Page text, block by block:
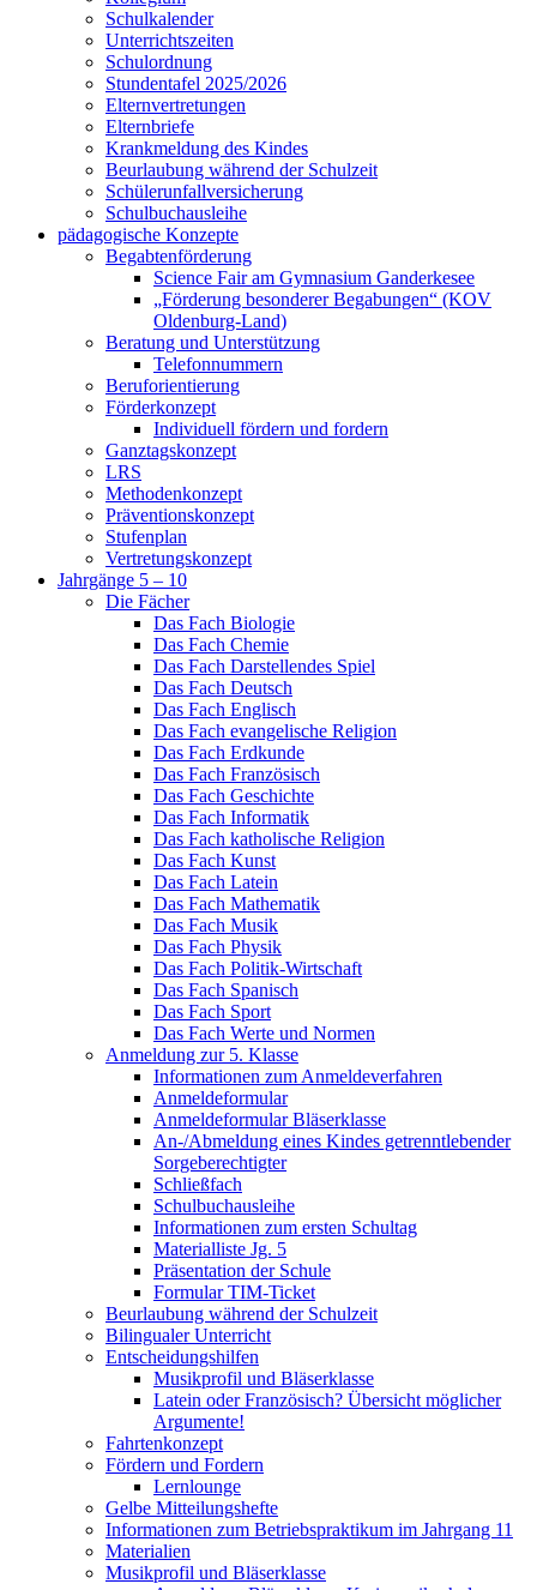
Schulkalender
Unterrichtszeiten
Schulordnung
Stundentafel 2025/2026
Elternvertretungen
Elternbriefe
Krankmeldung des Kindes
Beurlaubung während der Schulzeit
Schülerunfallversicherung
Schulbuchausleihe
pädagogische Konzepte
Begabtenförderung
Science Fair am Gymnasium Ganderkesee
„Förderung besonderer Begabungen“ (KOV
Oldenburg-Land)
Beratung und Unterstützung
Telefonnummern
Beruforientierung
Förderkonzept
Individuell fördern und fordern
Ganztagskonzept
LRS
Methodenkonzept
Präventionskonzept
Stufenplan
Vertretungskonzept
Jahrgänge 5 – 10
Die Fächer
Das Fach Biologie
Das Fach Chemie
Das Fach Darstellendes Spiel
Das Fach Deutsch
Das Fach Englisch
Das Fach evangelische Religion
Das Fach Erdkunde
Das Fach Französisch
Das Fach Geschichte
Das Fach Informatik
Das Fach katholische Religion
Das Fach Kunst
Das Fach Latein
Das Fach Mathematik
Das Fach Musik
Das Fach Physik
Das Fach Politik-Wirtschaft
Das Fach Spanisch
Das Fach Sport
Das Fach Werte und Normen
Anmeldung zur 5. Klasse
Informationen zum Anmeldeverfahren
Anmeldeformular
Anmeldeformular Bläserklasse
An-/Abmeldung eines Kindes getrenntlebender
Sorgeberechtigter
Schließfach
Schulbuchausleihe
Informationen zum ersten Schultag
Materialliste Jg. 5
Präsentation der Schule
Formular TIM-Ticket
Beurlaubung während der Schulzeit
Bilingualer Unterricht
Entscheidungshilfen
Musikprofil und Bläserklasse
Latein oder Französisch? Übersicht möglicher
Argumente!
Fahrtenkonzept
Fördern und Fordern
Lernlounge
Gelbe Mitteilungshefte
Informationen zum Betriebspraktikum im Jahrgang 11
Materialien
Musikprofil und Bläserklasse